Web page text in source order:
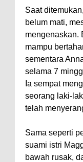
Saat
belum mati,
mengenaskan.
mampu
sementara
selama 7
Ia sempat
seorang laki-
telah
Sama seperti
suami istri
bawah rusak,